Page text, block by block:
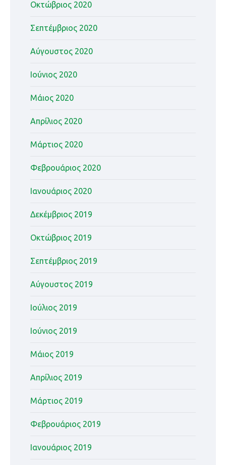
Οκτώβριος 2020
Σεπτέμβριος 2020
Αύγουστος 2020
Ιούνιος 2020
Μάιος 2020
Απρίλιος 2020
Μάρτιος 2020
Φεβρουάριος 2020
Ιανουάριος 2020
Δεκέμβριος 2019
Οκτώβριος 2019
Σεπτέμβριος 2019
Αύγουστος 2019
Ιούλιος 2019
Ιούνιος 2019
Μάιος 2019
Απρίλιος 2019
Μάρτιος 2019
Φεβρουάριος 2019
Ιανουάριος 2019